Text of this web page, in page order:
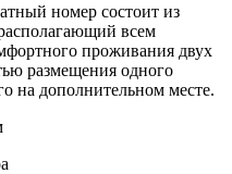
номер состоит из
всем
проживания двух
размещения одного
на дополнительном месте.